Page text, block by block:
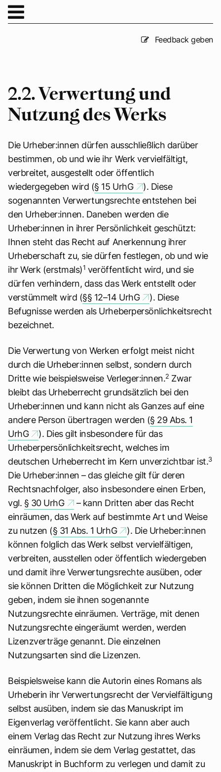
Feedback geben
2.2. Verwertung und
Nutzung des Werks
Die Urheber:innen dürfen ausschließlich darüber
bestimmen, ob und wie ihr Werk vervielfältigt,
verbreitet, ausgestellt oder öffentlich
wiedergegeben wird (§ 15 UrhG
). Diese
sogenannten Verwertungsrechte entstehen bei
den Urheber:innen. Daneben werden die
Urheber:innen in ihrer Persönlichkeit geschützt:
Ihnen steht das Recht auf Anerkennung ihrer
Urheberschaft zu, sie dürfen festlegen, ob und wie
ihr Werk (erstmals)1 veröffentlicht wird, und sie
dürfen verhindern, dass das Werk entstellt oder
verstümmelt wird (§§ 12–14 UrhG
). Diese
Befugnisse werden als Urheberpersönlichkeitsrecht
bezeichnet.
Die Verwertung von Werken erfolgt meist nicht
durch die Urheber:innen selbst, sondern durch
Dritte wie beispielsweise Verleger:innen.2 Zwar
bleibt das Urheberrecht grundsätzlich bei den
Urheber:innen und kann nicht als Ganzes auf eine
andere Person übertragen werden (§ 29 Abs. 1
UrhG
). Dies gilt insbesondere für das
Urheberpersönlichkeitsrecht, welches im
deutschen Urheberrecht im Kern unverzichtbar ist.3
Die Urheber:innen – das gleiche gilt für deren
Rechtsnachfolger, also insbesondere einen Erben,
vgl. § 30 UrhG
– kann Dritten aber das Recht
einräumen, das Werk auf bestimmte Art und Weise
zu nutzen (§ 31 Abs. 1 UrhG
). Die Urheber:innen
können folglich das Werk selbst vervielfältigen,
verbreiten, ausstellen oder öffentlich wiedergeben
und damit ihre Verwertungsrechte ausüben, oder
sie können Dritten die Möglichkeit zur Nutzung
geben, indem sie ihnen sogenannte
Nutzungsrechte einräumen. Verträge, mit denen
Nutzungsrechte eingeräumt werden, werden
Lizenzverträge genannt. Die einzelnen
Nutzungsarten sind die Lizenzen.
Beispielsweise kann die Autorin eines Romans als
Urheberin ihr Verwertungsrecht der Vervielfältigung
selbst ausüben, indem sie das Manuskript im
Eigenverlag veröffentlicht. Sie kann aber auch
einem Verlag das Recht zur Nutzung ihres Werks
einräumen, indem sie dem Verlag gestattet, das
Manuskript in Buchform zu verlegen und damit zu